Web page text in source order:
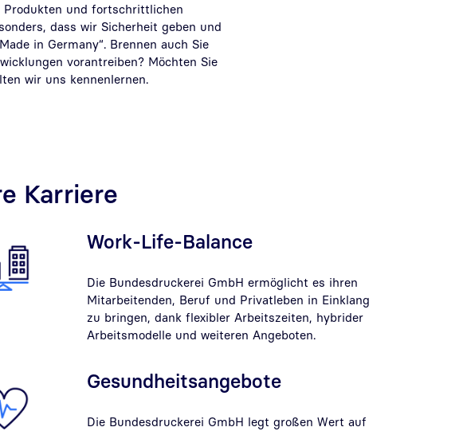
und fortschrittlichen
dass wir Sicherheit geben und
in Germany“. Brennen auch Sie
vorantreiben? Möchten Sie
wir uns kennenlernen.
Karriere
Work-Life-Balance
Die Bundesdruckerei GmbH ermöglicht es ihren
Mitarbeitenden, Beruf und Privatleben in Einklang
zu bringen, dank flexibler Arbeitszeiten, hybrider
Arbeitsmodelle und weiteren Angeboten.
Gesundheitsangebote
Die Bundesdruckerei GmbH legt großen Wert auf